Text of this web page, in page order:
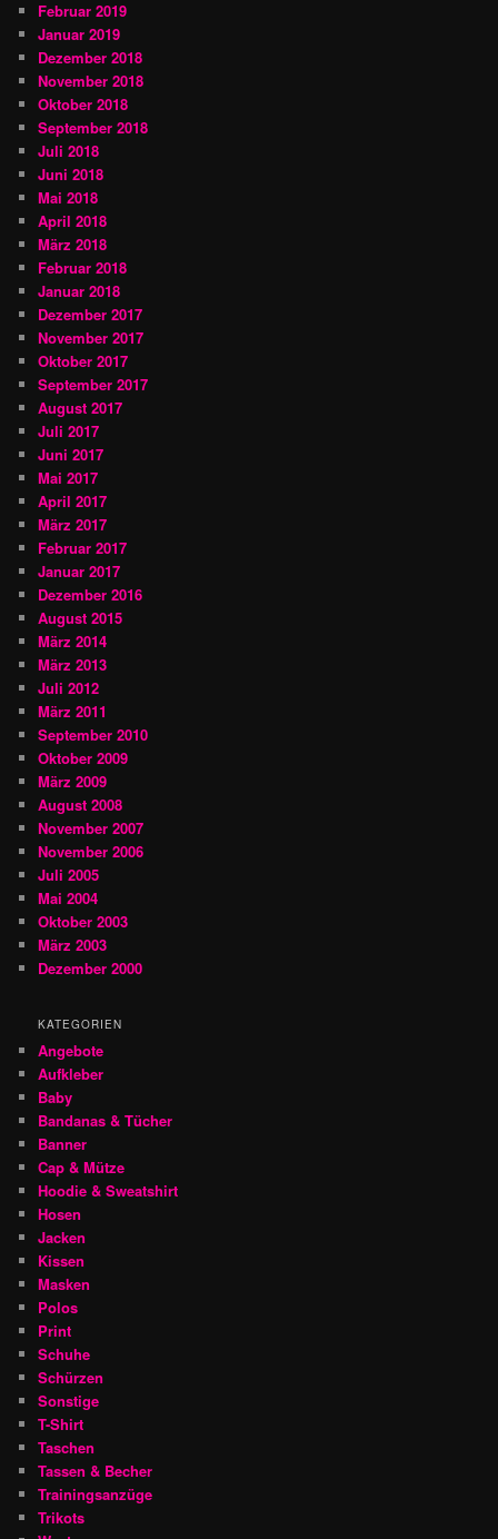
Februar 2019
Januar 2019
Dezember 2018
November 2018
Oktober 2018
September 2018
Juli 2018
Juni 2018
Mai 2018
April 2018
März 2018
Februar 2018
Januar 2018
Dezember 2017
November 2017
Oktober 2017
September 2017
August 2017
Juli 2017
Juni 2017
Mai 2017
April 2017
März 2017
Februar 2017
Januar 2017
Dezember 2016
August 2015
März 2014
März 2013
Juli 2012
März 2011
September 2010
Oktober 2009
März 2009
August 2008
November 2007
November 2006
Juli 2005
Mai 2004
Oktober 2003
März 2003
Dezember 2000
KATEGORIEN
Angebote
Aufkleber
Baby
Bandanas & Tücher
Banner
Cap & Mütze
Hoodie & Sweatshirt
Hosen
Jacken
Kissen
Masken
Polos
Print
Schuhe
Schürzen
Sonstige
T-Shirt
Taschen
Tassen & Becher
Trainingsanzüge
Trikots